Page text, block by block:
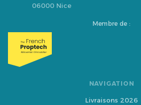
06000 Nice
Membre de :
NAVIGATION
Livraisons 2026